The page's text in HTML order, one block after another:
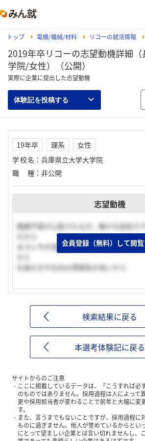
トップ 電機/機械/材料 リコーの就活情報
2019年卒リコーの志望動機詳細
学院/女性）（公開）
実際に企業に提出した志望動機
体験記を投稿する
19年卒 理系
女性
学校名 ： 兵庫県立大学大学院
職種 ： 非公開
志望動機
業績不振が心配されるが，確かな技術力
まさに今が過渡期であり，貴重な経験が
から
社員の方や社内の雰囲気が良いから
会員登録（無料）して閲
検索結果に戻る
本選考体験記に戻る
サイトからのご注意
ここに掲載しているデータは、「こうすれば必
のものではありません。採用過程は人によって
更や採用担当者が変わることで前年と大幅に変
す。
また、言うまでもないことですが、採用過程に
ものに過ぎません。他人が誉めているからとい
にとって望ましい企業とは言い切れませんし、